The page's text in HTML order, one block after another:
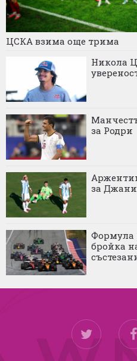
ЦСКА взима още трима
Никола
за Родри
за
Формула
бройка